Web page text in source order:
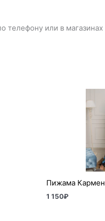
телефону или в магазинах
Пижама Кармен
1 150₽